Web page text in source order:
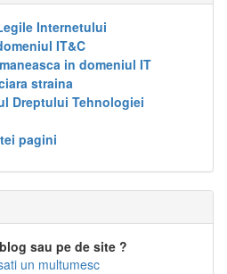
Internetului
IT&C
in domeniul IT
straina
Dreptului Tehnologiei
pagini
sau pe de site ?
un multumesc